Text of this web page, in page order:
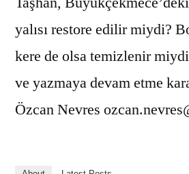
yalısı restore edilir miydi?
kere de olsa temizlenir
ve yazmaya devam etme
Özcan Nevres